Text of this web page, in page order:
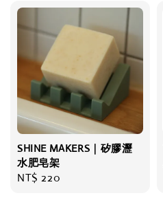
SHINE MAKERS｜矽膠瀝
水肥皂架
Regular
NT$ 220